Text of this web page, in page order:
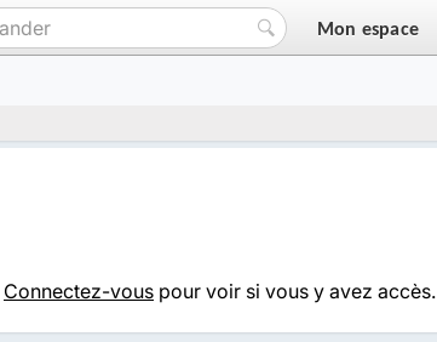
Mon espace
Connectez-vous pour voir si vous y avez accès.